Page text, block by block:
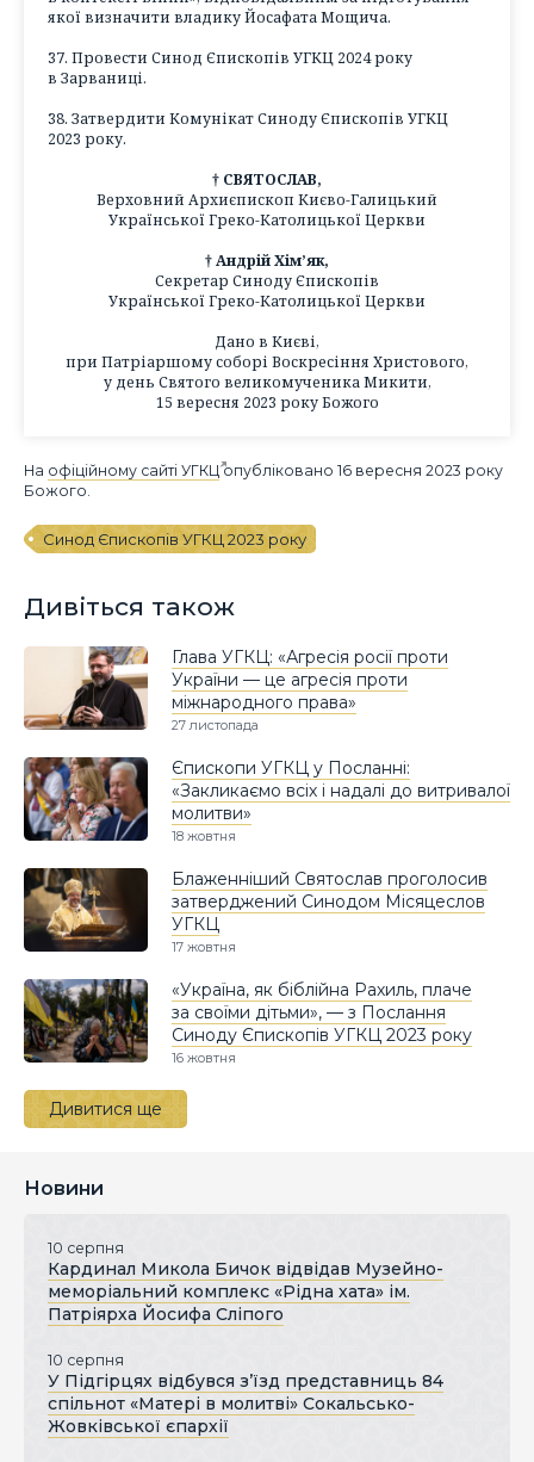
якої визначити владику Йосафата Мощича.
37. Провести Синод Єпископів УГКЦ 2024 року
в Зарваниці.
38. Затвердити Комунікат Синоду Єпископів УГКЦ
2023 року.
† СВЯТОСЛАВ,
Верховний Архиєпископ Києво-Галицький
Української Греко-Католицької Церкви
† Андрій Хім’як,
Секретар Синоду Єпископів
Української Греко-Католицької Церкви
Дано в Києві,
при Патріаршому соборі Воскресіння Христового,
у день Святого великомученика Микити,
15 вересня 2023 року Божого
На офіційному сайті УГКЦопубліковано 16 вересня 2023 року
Божого.
Синод Єпископів УГКЦ 2023 року
Дивіться також
Глава УГКЦ: «Агресія росії проти
України — це агресія проти
міжнародного права»
27 листопада
Єпископи УГКЦ у Посланні:
«Закликаємо всіх і надалі до витривалої
молитви»
18 жовтня
Блаженніший Святослав проголосив
затверджений Синодом Місяцеслов
УГКЦ
17 жовтня
«Україна, як біблійна Рахиль, плаче
за своїми дітьми», — з Послання
Синоду Єпископів УГКЦ 2023 року
16 жовтня
Дивитися ще
Новини
10 серпня
Кардинал Микола Бичок відвідав Музейно-
меморіальний комплекс «Рідна хата» ім.
Патріярха Йосифа Сліпого
10 серпня
У Підгірцях відбувся з’їзд представниць 84
спільнот «Матері в молитві» Сокальсько-
Жовківської єпархії